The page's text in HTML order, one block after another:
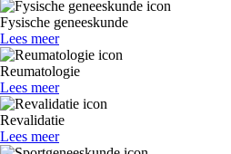
Fysische geneeskunde
Lees meer
Reumatologie
Lees meer
Revalidatie
Lees meer